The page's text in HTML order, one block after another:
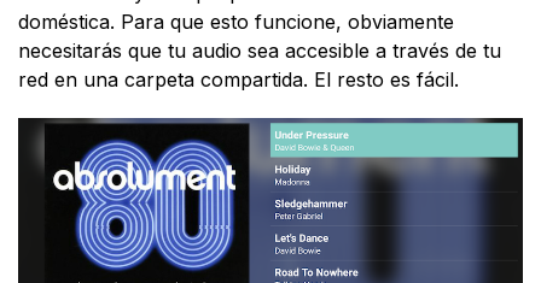
doméstica. Para que esto funcione, obviamente
necesitarás que tu audio sea accesible a través de tu
red en una carpeta compartida. El resto es fácil.